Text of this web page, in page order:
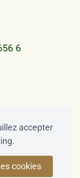
6
accepter
cookies